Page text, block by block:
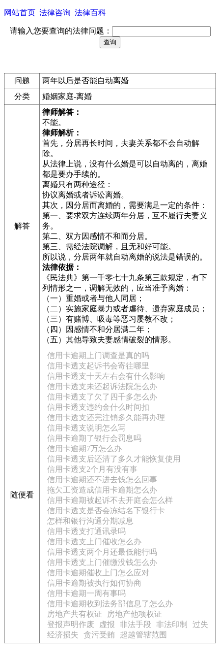
网站首页 法律咨询 法律百科
请输入您要查询的法律问题：
问题
两年以后是否能自动离婚
分类
婚姻家庭-离婚
解答
律师解答：
不能。
律师解析：
首先，分居再长时间，夫妻关系都不会自动解
除。
从法律上说，没有什么婚是可以自动离的，离婚
都是要办手续的。
离婚只有两种途径：
协议离婚或者诉讼离婚。
其次，因分居而离婚的，需要满足一定的条件：
第一、要求双方连续两年分居，互不履行夫妻义
务。
第二、双方因感情不和而分居。
第三、需经法院调解，且无和好可能。
所以说，分居两年就自动离婚的说法是错误的。
法律依据：
《民法典》第一千零七十九条第三款规定，有下
列情形之一，调解无效的，应当准予离婚：
（一）重婚或者与他人同居；
（二）实施家庭暴力或者虐待、遗弃家庭成员；
（三）有赌博、吸毒等恶习屡教不改；
（四）因感情不和分居满二年；
（五）其他导致夫妻感情破裂的情形。
随便看
信用卡逾期上门调查是真的吗
信用卡透支起诉书会寄往哪里
信用卡透支十天左右会有什么影响
信用卡透支未还起诉法院怎么办
信用卡透支了欠了四千多怎么办
信用卡透支违约金什么时间扣
信用卡透支还完注销多久能再办理
信用卡透支说明怎么写
信用卡逾期了银行会罚息吗
信用卡逾期7万怎么办
信用卡透支后还清了多久才能恢复使用
信用卡透支2个月有没有事
信用卡逾期还不进去钱怎么回事
拖欠工资造成信用卡逾期怎么办
信用卡逾期被起诉不去开庭会怎么样
信用卡透支是否会冻结名下银行卡
怎样和银行沟通分期减息
信用卡透支打通讯录吗
信用卡透支上门催收怎么办
信用卡透支两个月还最低能行吗
信用卡透支上门催缴没钱怎么办
信用卡逾期催收上门怎么应对
信用卡逾期被执行如何协商
信用卡逾期一周有事吗
信用卡逾期收到法务部信息了怎么办
房地产共有权证
房地产他项权证
登报声明作废
虚报 非法手段 非法印制
过失
经济损失
贪污受贿 超越管辖范围